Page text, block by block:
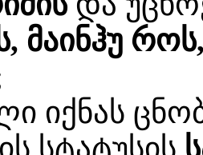
მაინჰუ
იქნას
სტატუსის